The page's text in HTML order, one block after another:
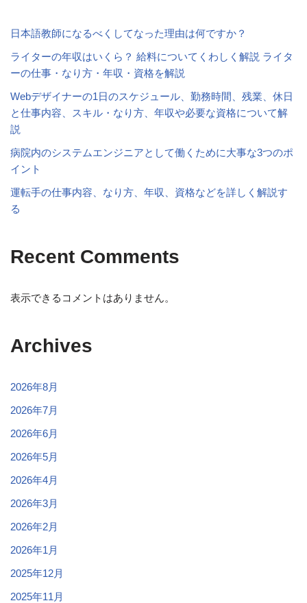
日本語教師になるべくしてなった理由は何ですか？
ライターの年収はいくら？ 給料についてくわしく解説 ライタ
ーの仕事・なり方・年収・資格を解説
Webデザイナーの1日のスケジュール、勤務時間、残業、休日
と仕事内容、スキル・なり方、年収や必要な資格について解
説
病院内のシステムエンジニアとして働くために大事な3つのポ
イント
運転手の仕事内容、なり方、年収、資格などを詳しく解説す
る
Recent Comments
表示できるコメントはありません。
Archives
2026年8月
2026年7月
2026年6月
2026年5月
2026年4月
2026年3月
2026年2月
2026年1月
2025年12月
2025年11月